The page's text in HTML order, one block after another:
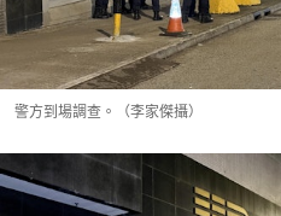
警方到場調查。（李家傑攝）